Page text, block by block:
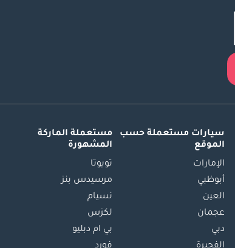
سيارات مستعملة حسب
الموقع
الإمارات
أبوظبي
العين
عجمان
دبي
مستعملة الماركة
المشهورة
تويوتا
مرسيدس بنز
نسيام
لكزس
بي ام دبليو